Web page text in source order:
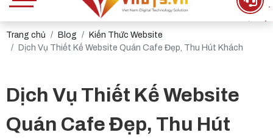
Trang chủ Blog
Kiến Thức Website
Dịch Vụ Thiết Kế Website Quán Cafe Đẹp, Thu Hút Khách
Dịch Vụ Thiết Kế Website
Quán Cafe Đẹp, Thu Hút